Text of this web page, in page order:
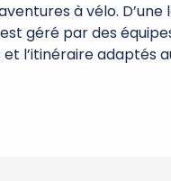
à vélo.
géré par des
l’itinéraire adaptés